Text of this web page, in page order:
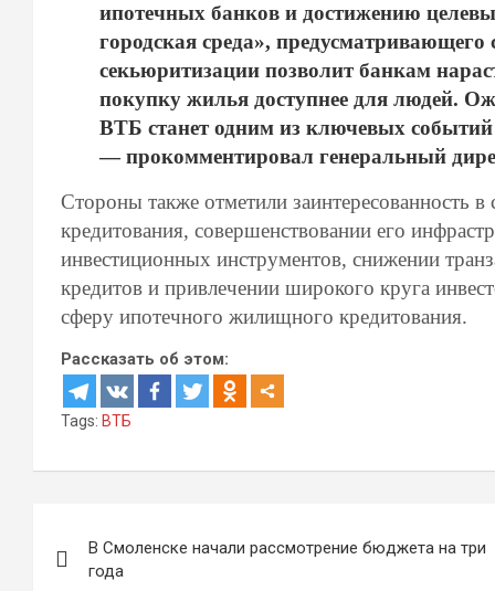
ипотечных банков и достижению
городская среда»,
секьюритизации позволит банкам
покупку жилья доступнее для людей.
ВТБ станет одним из ключевых
— прокомментировал генеральный
Стороны также отметили заинтересованность
кредитования, совершенствовании его
инвестиционных инструментов, снижении
кредитов и привлечении широкого круга
сферу ипотечного жилищного кредитования.
Рассказать об этом:
Tags: ВТБ
по
В Смоленске начали рассмотрение бюджета на три
года